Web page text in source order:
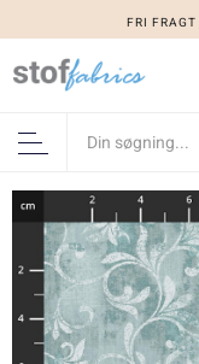
FRI